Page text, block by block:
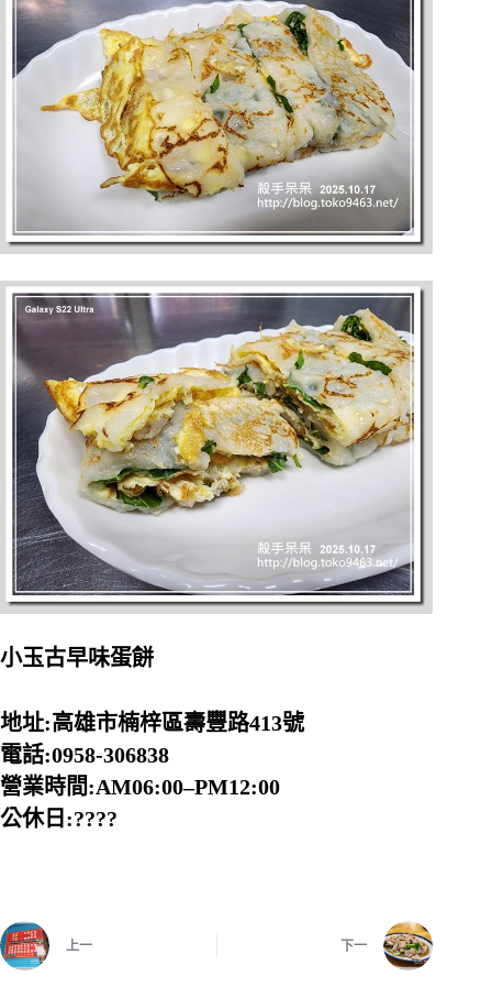
小玉古早味蛋餅
地址:高雄市楠梓區壽豐路413號
電話:0958-306838
營業時間:AM06:00–PM12:00
公休日:????
上一 下一